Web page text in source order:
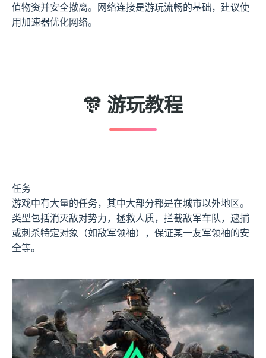
值物资并安全撤离。网络连接是游玩流畅的基础，建议使
用加速器优化网络。
🎊 游玩教程
任务
游戏中有大量的任务，其中大部分都是在城市以外地区。
类型包括消灭敌对势力，拯救人质，拦截敌军车队，逮捕
或刺杀特定对象（如敌军领袖），保证某一友军领袖的安
全等。